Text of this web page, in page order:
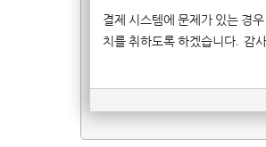
전화번호 :02-546-2617
(주)쓰리디몬
결제 시스템에 문제가 있는 경
치를 취하도록 하겠습니다. 감